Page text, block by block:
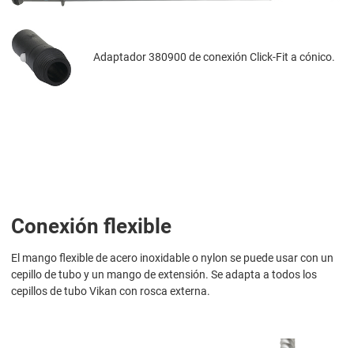
Adaptador 380900 de conexión Click-Fit a cónico.
Conexión flexible
El mango flexible de acero inoxidable o nylon se puede usar con un
cepillo de tubo y un mango de extensión. Se adapta a todos los
cepillos de tubo Vikan con rosca externa.